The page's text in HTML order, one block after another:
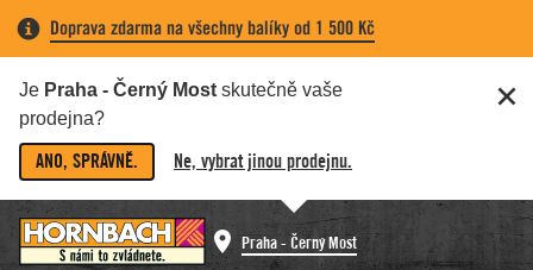
Doprava zdarma na všechny balíky od 1 500 Kč
Je Praha - Černý Most skutečně vaše
prodejna?
ANO, SPRÁVNĚ. Ne, vybrat jinou prodejnu.
Praha - Černý Most